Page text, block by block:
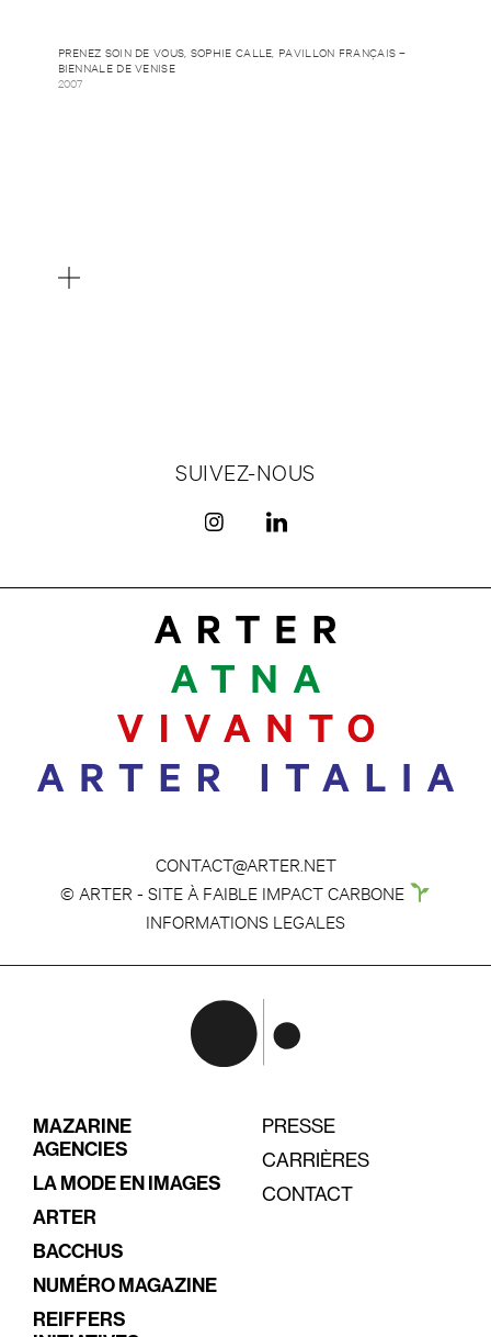
PRENEZ SOIN DE VOUS, SOPHIE CALLE, PAVILLON FRANÇAIS –
BIENNALE DE VENISE
2007
SUIVEZ-NOUS
CONTACT@ARTER.NET
© ARTER - SITE À FAIBLE IMPACT CARBONE
INFORMATIONS LEGALES
MAZARINE
AGENCIES
LA MODE EN IMAGES
ARTER
BACCHUS
NUMÉRO MAGAZINE
REIFFERS
PRESSE
CARRIÈRES
CONTACT